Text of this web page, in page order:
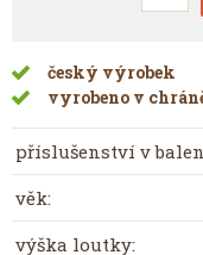
příslušenství v
věk:
český výrobek
výška loutky:
vyrobeno v